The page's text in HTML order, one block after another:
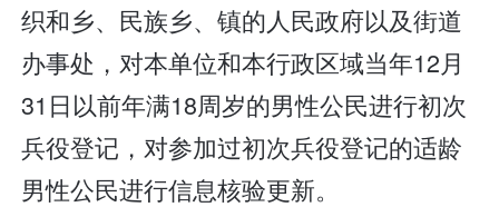
织和乡、民族乡、镇的人民政府以及街道
办事处，对本单位和本行政区域当年12月
31日以前年满18周岁的男性公民进行初次
兵役登记，对参加过初次兵役登记的适龄
男性公民进行信息核验更新。